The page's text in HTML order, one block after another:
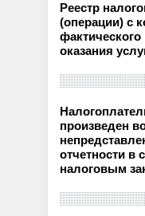
Реестр
(операции) с
оказания
произведен
отчетности в
налоговым